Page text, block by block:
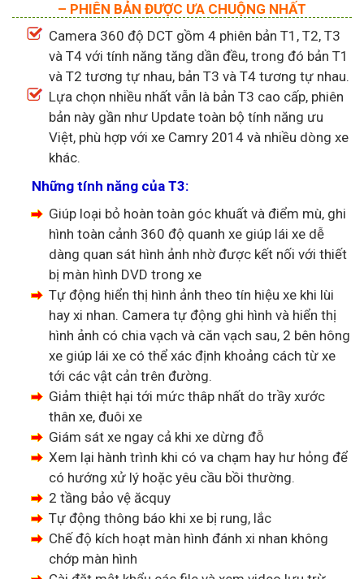
– PHIÊN BẢN ĐƯỢC ƯA CHUỘNG NHẤT
Camera 360 độ DCT gồm 4 phiên bản T1, T2, T3
và T4 với tính năng tăng dần đều, trong đó bản T1
và T2 tương tự nhau, bản T3 và T4 tương tự nhau.
Lựa chọn nhiều nhất vẫn là bản T3 cao cấp, phiên
bản này gần như Update toàn bộ tính năng ưu
Việt, phù hợp với xe Camry 2014 và nhiều dòng xe
khác.
Những tính năng của T3:
Giúp loại bỏ hoàn toàn góc khuất và điểm mù, ghi
hình toàn cảnh 360 độ quanh xe giúp lái xe dễ
dàng quan sát hình ảnh nhờ được kết nối với thiết
bị màn hình DVD trong xe
Tự động hiển thị hình ảnh theo tín hiệu xe khi lùi
hay xi nhan. Camera tự động ghi hình và hiển thị
hình ảnh có chia vạch và căn vạch sau, 2 bên hông
xe giúp lái xe có thể xác định khoảng cách từ xe
tới các vật cản trên đường.
Giảm thiệt hại tới mức thâp nhất do trầy xước
thân xe, đuôi xe
Giám sát xe ngay cả khi xe dừng đỗ
Xem lại hành trình khi có va chạm hay hư hỏng để
có hướng xử lý hoặc yêu cầu bồi thường.
2 tầng bảo vệ ăcquy
Tự động thông báo khi xe bị rung, lắc
Chế độ kích hoạt màn hình đánh xi nhan không
chớp màn hình